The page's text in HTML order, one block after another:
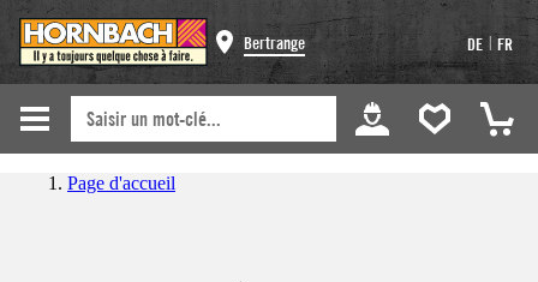
Bertrange DE | FR
Page d'accueil